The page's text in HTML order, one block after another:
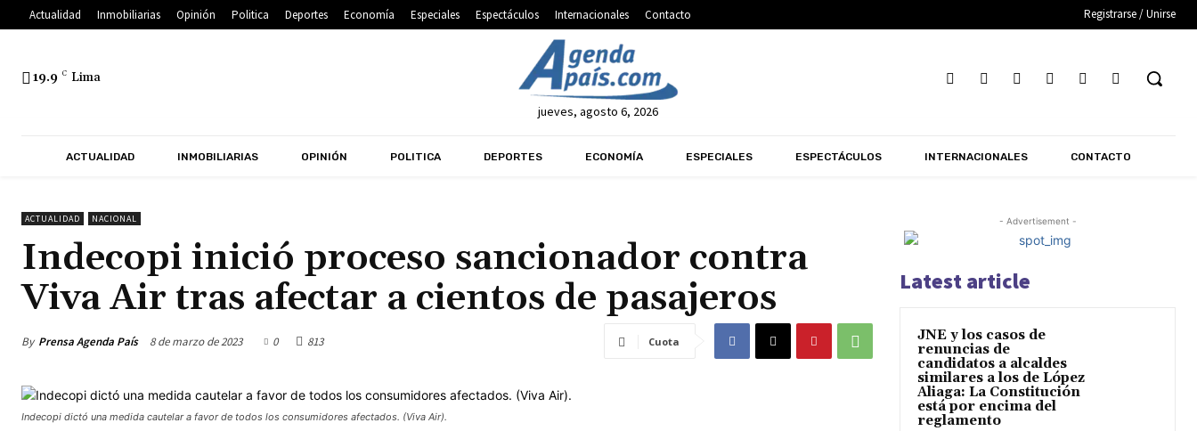
Actualidad Inmobiliarias Opinión Politica Deportes Economía Especiales Espectáculos Internacionales Contacto Registrarse / Unirse
19.9 C Lima
jueves, agosto 6, 2026
ACTUALIDAD INMOBILIARIAS OPINIÓN POLITICA DEPORTES ECONOMÍA ESPECIALES ESPECTÁCULOS INTERNACIONALES CONTACTO
ACTUALIDAD NACIONAL
Indecopi inició proceso sancionador contra
Viva Air tras afectar a cientos de pasajeros
By Prensa Agenda País 8 de marzo de 2023 0 813 Cuota
Indecopi dictó una medida cautelar a favor de todos los consumidores afectados. (Viva Air).
- Advertisement -
Latest article
JNE y los casos de
renuncias de
candidatos a alcaldes
similares a los de López
Aliaga: La Constitución
está por encima del
reglamento